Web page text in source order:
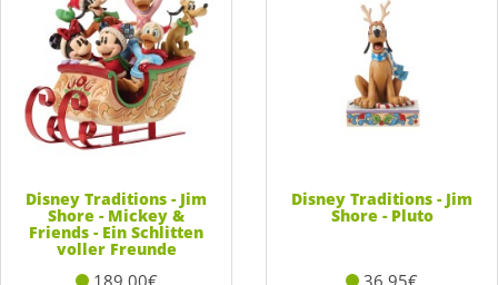
Disney Traditions - Jim
Shore - Mickey &
Friends - Ein Schlitten
voller Freunde
189,00€
Disney Traditions - Jim
Shore - Pluto
36,95€